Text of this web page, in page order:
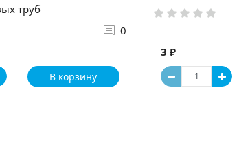
труб
0
В корзину
3 ₽